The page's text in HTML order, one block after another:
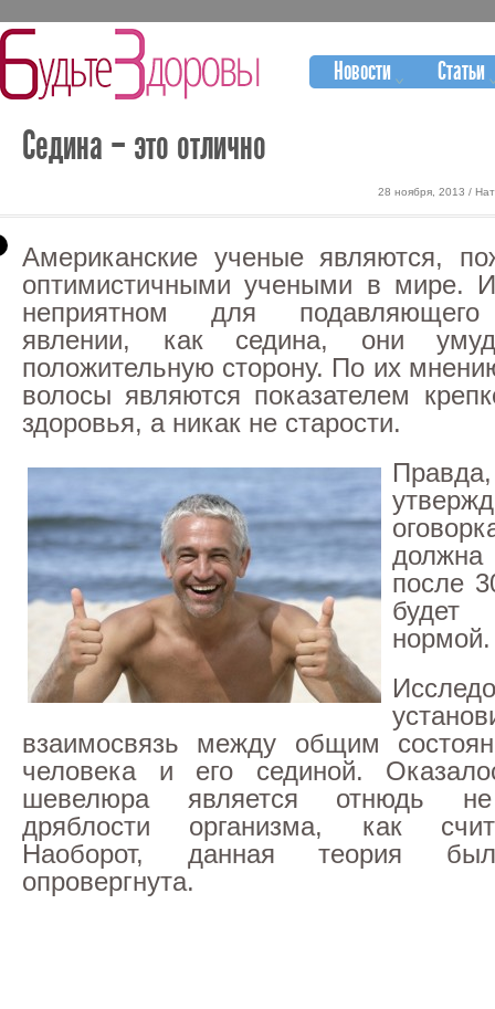
Новости Статьи
Седина – это отлично
28 ноября, 2013 /
Американские ученые являются,
оптимистичными учеными в мире.
неприятном для подавляющего
явлении, как седина, они
положительную сторону. По их
волосы являются показателем
здоровья, а никак не старости.
после
нормой.
взаимосвязь между общим
человека и его сединой.
шевелюра является отнюдь не
дряблости организма, как
Наоборот, данная теория
опровергнута.